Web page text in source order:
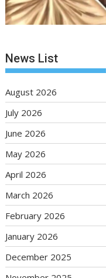
News List
August 2026
July 2026
June 2026
May 2026
April 2026
March 2026
February 2026
January 2026
December 2025